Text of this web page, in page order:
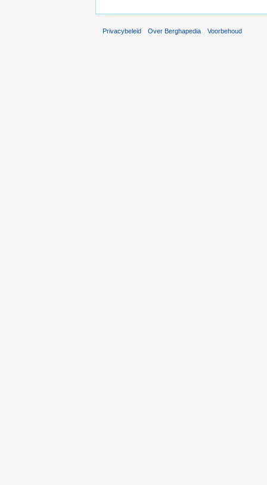
Privacybeleid Over Berghapedia Voorbehoud